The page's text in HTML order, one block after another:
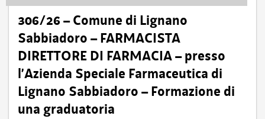
306/26 – Comune di Lignano
Sabbiadoro – FARMACISTA
DIRETTORE DI FARMACIA – presso
l’Azienda Speciale Farmaceutica di
Lignano Sabbiadoro – Formazione di
una graduatoria